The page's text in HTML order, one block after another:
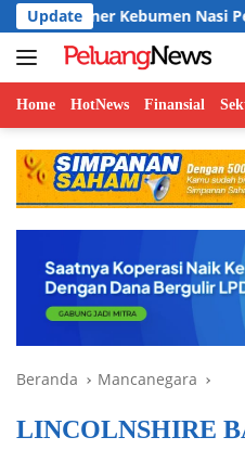
Langsung
ke
konten
UpdateNasi Penggel dan
Home HotNews Finansial
Beranda Mancanegara
LINCOLNSHIRE